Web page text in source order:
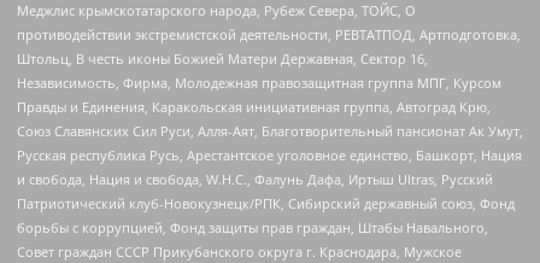
Меджлис крымскотатарского народа, Рубеж Севера, ТОЙС, О
противодействии экстремистской деятельности, РЕВТАТПОД, Артподготовка,
Штольц, В честь иконы Божией Матери Державная, Сектор 16,
Независимость, Фирма, Молодежная правозащитная группа МПГ, Курсом
Правды и Единения, Каракольская инициативная группа, Автоград Крю,
Союз Славянских Сил Руси, Алля-Аят, Благотворительный пансионат Ак Умут,
Русская республика Русь, Арестантское уголовное единство, Башкорт, Нация
и свобода, Нация и свобода, W.H.С., Фалунь Дафа, Иртыш Ultras, Русский
Патриотический клуб-Новокузнецк/РПК, Сибирский державный союз, Фонд
борьбы с коррупцией, Фонд защиты прав граждан, Штабы Навального,
Совет граждан СССР Прикубанского округа г. Краснодара, Мужское